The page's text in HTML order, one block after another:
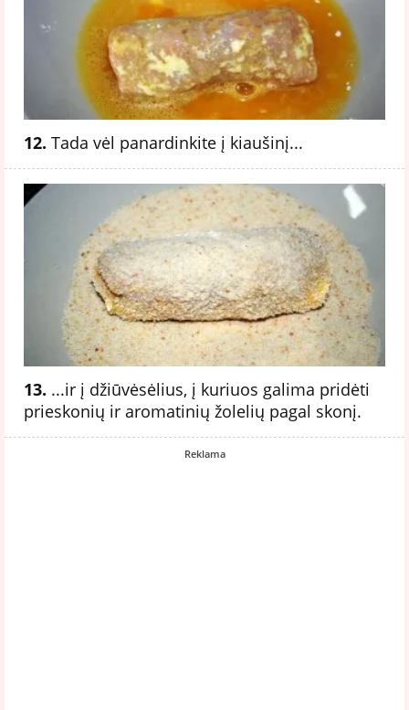
12. Tada vėl panardinkite į kiaušinį...
13. ...ir į džiūvėsėlius, į kuriuos galima pridėti
prieskonių ir aromatinių žolelių pagal skonį.
Reklama